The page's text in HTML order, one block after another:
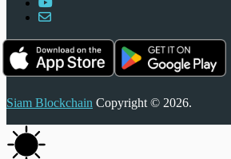
Siam Blockchain Copyright © 2026.